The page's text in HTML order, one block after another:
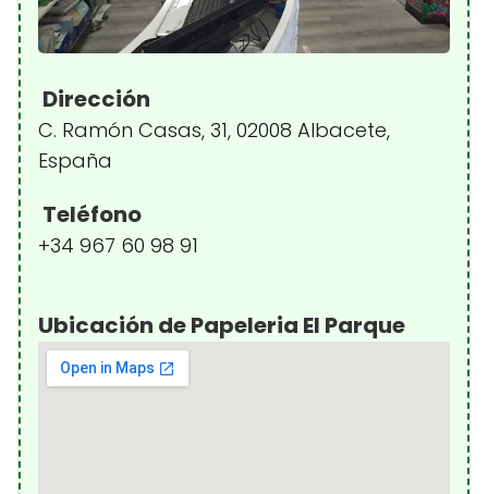
Dirección
C. Ramón Casas, 31, 02008 Albacete,
España
Teléfono
+34 967 60 98 91
Ubicación de Papeleria El Parque